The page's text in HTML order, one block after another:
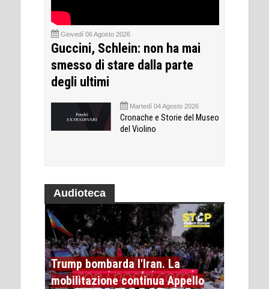
Giovedì 06 Agosto 2026
Guccini, Schlein: non ha mai
smesso di stare dalla parte
degli ultimi
Martedì 04 Agosto 2026
Cronache e Storie del Museo
del Violino
Audioteca
Trump bombarda l'Iran. La
mobilitazione continua Appello